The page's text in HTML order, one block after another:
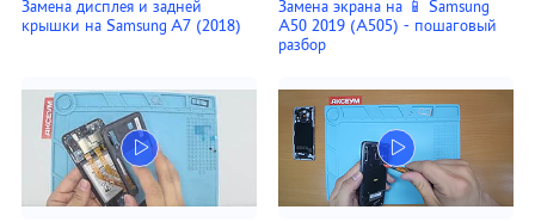
Замена дисплея и задней
крышки на Samsung A7 (2018)
Замена экрана на 📱 Samsung
A50 2019 (A505) - пошаговый
разбор